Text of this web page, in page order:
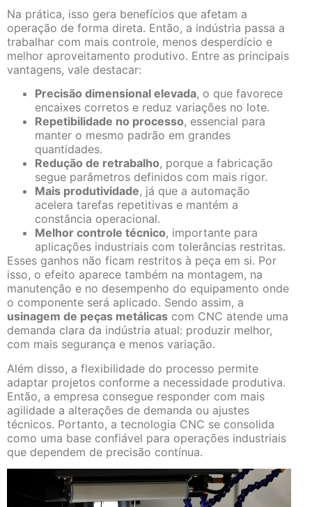
Na prática, isso gera benefícios que afetam a
operação de forma direta. Então, a indústria passa a
trabalhar com mais controle, menos desperdício e
melhor aproveitamento produtivo. Entre as principais
vantagens, vale destacar:
Precisão dimensional elevada, o que favorece
encaixes corretos e reduz variações no lote.
Repetibilidade no processo, essencial para
manter o mesmo padrão em grandes
quantidades.
Redução de retrabalho, porque a fabricação
segue parâmetros definidos com mais rigor.
Mais produtividade, já que a automação
acelera tarefas repetitivas e mantém a
constância operacional.
Melhor controle técnico, importante para
aplicações industriais com tolerâncias restritas.
Esses ganhos não ficam restritos à peça em si. Por
isso, o efeito aparece também na montagem, na
manutenção e no desempenho do equipamento onde
o componente será aplicado. Sendo assim, a
usinagem de peças metálicas com CNC atende uma
demanda clara da indústria atual: produzir melhor,
com mais segurança e menos variação.
Além disso, a flexibilidade do processo permite
adaptar projetos conforme a necessidade produtiva.
Então, a empresa consegue responder com mais
agilidade a alterações de demanda ou ajustes
técnicos. Portanto, a tecnologia CNC se consolida
como uma base confiável para operações industriais
que dependem de precisão contínua.